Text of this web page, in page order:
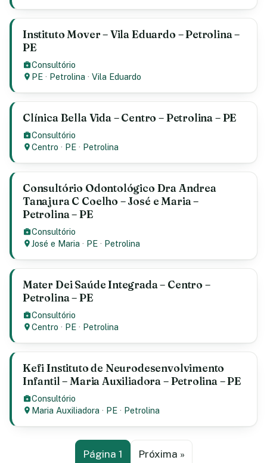
Instituto Mover – Vila Eduardo – Petrolina –
PE
Consultório
PE · Petrolina ·Vila Eduardo
Clínica Bella Vida – Centro – Petrolina – PE
Consultório
Centro · PE · Petrolina
Consultório Odontológico Dra Andrea
Tanajura C Coelho – José e Maria –
Petrolina – PE
Consultório
José e Maria · PE · Petrolina
Mater Dei Saúde Integrada – Centro –
Petrolina – PE
Consultório
Centro · PE · Petrolina
Kefi Instituto de Neurodesenvolvimento
Infantil – Maria Auxiliadora – Petrolina – PE
Consultório
Maria Auxiliadora · PE · Petrolina
Página 1 Próxima »